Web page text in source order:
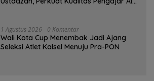
1 Agustus 2026 0 Komentar
Wali Kota Cup Menembak Jadi Ajang
Seleksi Atlet Kalsel Menuju Pra-PON